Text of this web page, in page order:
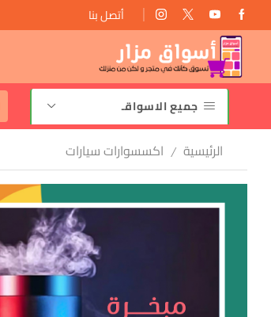
أتصل بنا
جميع الاسواقـ
الرئيسية / اكسسوارات سيارات